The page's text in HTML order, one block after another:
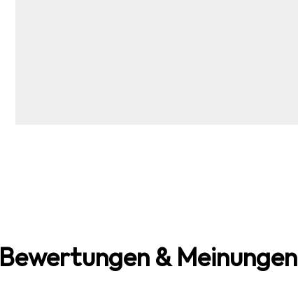
Bewertungen & Meinungen